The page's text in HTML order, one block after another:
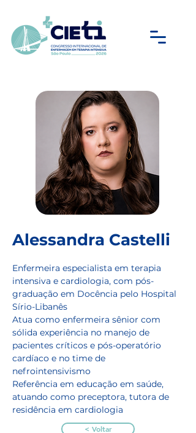
Alessandra Castelli
Enfermeira especialista em terapia
intensiva e cardiologia, com pós-
graduação em Docência pelo Hospital
Sírio-Libanês
Atua como enfermeira sênior com
sólida experiência no manejo de
pacientes críticos e pós-operatório
cardíaco e no time de
nefrointensivismo
Referência em educação em saúde,
atuando como preceptora, tutora de
residência em cardiologia
< Voltar